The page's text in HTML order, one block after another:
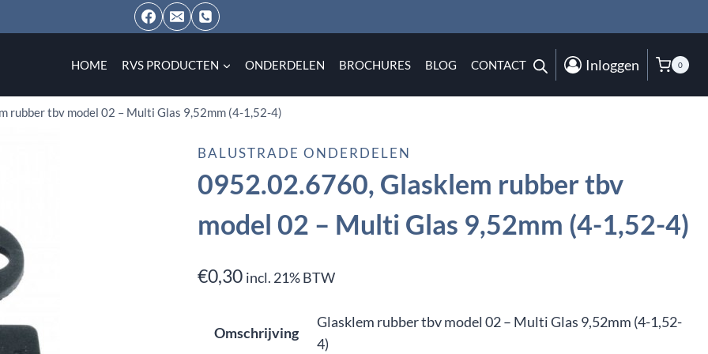
HOME RVS PRODUCTEN ONDERDELEN BROCHURES BLOG CONTACT Inloggen 0
rubber tbv model 02 – Multi Glas 9,52mm (4-1,52-4)
BALUSTRADE ONDERDELEN
0952.02.6760, Glasklem rubber tbv
model 02 – Multi Glas 9,52mm (4-1,52-4)
€0,30 incl. 21% BTW
Omschrijving
Glasklem rubber tbv model 02 – Multi Glas 9,52mm (4-1,52-
4)